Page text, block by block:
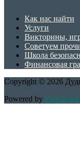
Как нас найти
Услуги
Викторины,
Советуем
Школа
Финансовая
Copyright © 2026
Powered by